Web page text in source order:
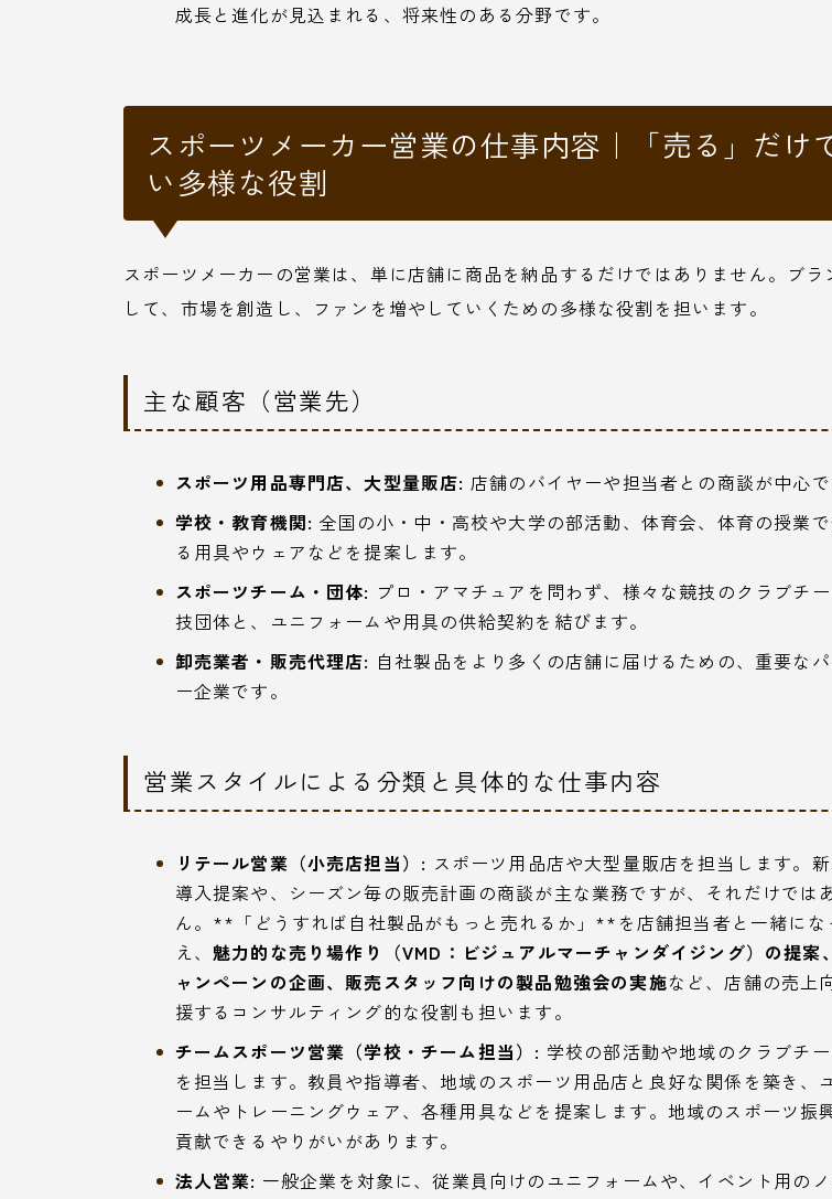
成長と進化が見込まれる、将来性のある分野です。
スポーツメーカー営業の仕事内容｜「売る」だけ
い多様な役割
スポーツメーカーの営業は、単に店舗に商品を納品するだけではありません。ブラ
して、市場を創造し、ファンを増やしていくための多様な役割を担います。
主な顧客（営業先）
スポーツ用品専門店、大型量販店: 店舗のバイヤーや担当者との商談が中心で
学校・教育機関: 全国の小・中・高校や大学の部活動、体育会、体育の授業
る用具やウェアなどを提案します。
スポーツチーム・団体: プロ・アマチュアを問わず、様々な競技のクラブチ
技団体と、ユニフォームや用具の供給契約を結びます。
卸売業者・販売代理店: 自社製品をより多くの店舗に届けるための、重要な
ー企業です。
営業スタイルによる分類と具体的な仕事内容
リテール営業（小売店担当）: スポーツ用品店や大型量販店を担当します。
導入提案や、シーズン毎の販売計画の商談が主な業務ですが、それだけでは
ん。**「どうすれば自社製品がもっと売れるか」**を店舗担当者と一緒にな
え、 魅力的な売り場作り（VMD：ビジュアルマーチャンダイジング）の提案
ャンペーンの企画、販売スタッフ向けの製品勉強会の実施など、店舗の売上
援するコンサルティング的な役割も担います。
チームスポーツ営業（学校・チーム担当）: 学校の部活動や地域のクラブチ
を担当します。教員や指導者、地域のスポーツ用品店と良好な関係を築き、
ームやトレーニングウェア、各種用具などを提案します。地域のスポーツ振
貢献できるやりがいがあります。
法人営業: 一般企業を対象に、従業員向けのユニフォームや、イベント用の